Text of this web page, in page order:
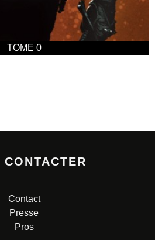
TOME 0
CONTACTER
Contact
Presse
Pros